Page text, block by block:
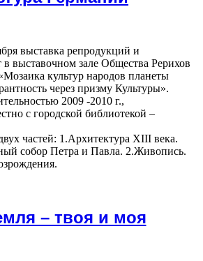
выставка репродукций и
выставочном зале Общества Рерихов
культур народов планеты
через призму Культуры».
2009 -2010 г.,
с городской библиотекой –
частей: 1.Архитектура ХIII века.
собор Петра и Павла. 2.Живопись.
– твоя и моя